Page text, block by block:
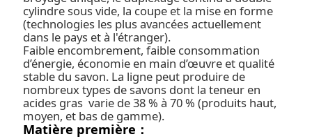
cylindre sous vide, la coupe et la mise en forme
(technologies les plus avancées actuellement
dans le pays et à l'étranger).
Faible encombrement, faible consommation
d’énergie, économie en main d’œuvre et qualité
stable du savon. La ligne peut produire de
nombreux types de savons dont la teneur en
acides gras varie de 38 % à 70 % (produits haut,
moyen, et bas de gamme).
Matière première：